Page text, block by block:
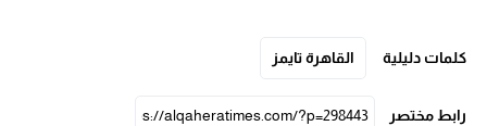
كلمات دليلية القاهرة تايمز
رابط مختصر